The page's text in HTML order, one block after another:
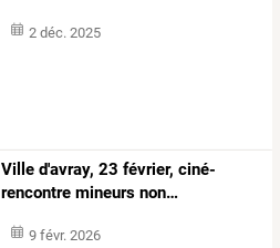
2 déc. 2025
Ville d'avray, 23 février, ciné-
rencontre mineurs non…
9 févr. 2026